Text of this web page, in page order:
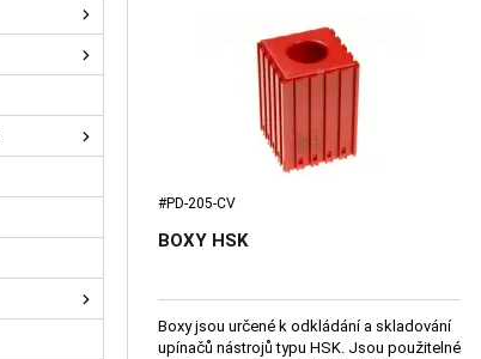
#PD-205-CV
BOXY HSK
Boxy jsou určené k odkládání a skladování
upínačů nástrojů typu HSK. Jsou použitelné